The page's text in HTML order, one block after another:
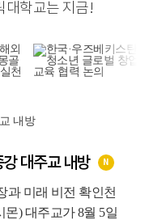
대학교는 지금!
대주교 내방 N
과 미래 비전 확인천
) 대주교가 8월 5일